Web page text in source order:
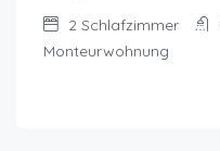
2 Schlafzimmer
Monteurwohnung